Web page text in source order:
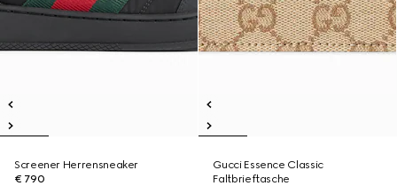
Screener Herrensneaker
€ 790
Gucci Essence Classic
Faltbrieftasche